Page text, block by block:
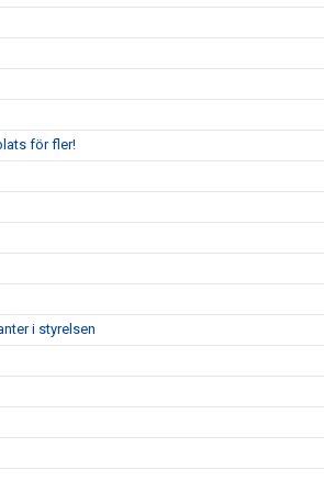
för fler!
i styrelsen